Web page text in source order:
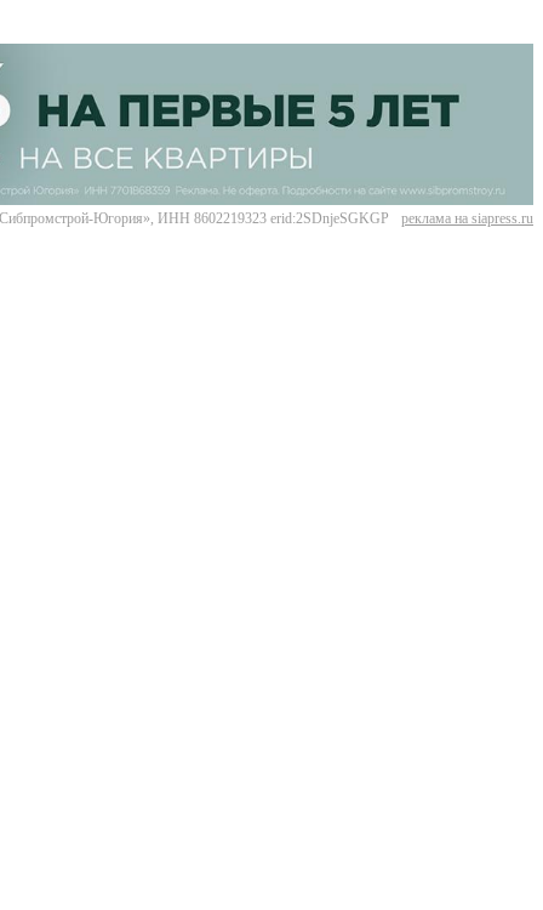
Югория», ИНН 8602219323 erid:2SDnjeSGKGP реклама на siapress.ru